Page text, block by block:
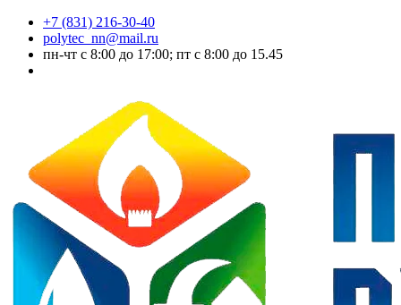
+7 (831) 216-30-40
polytec_nn@mail.ru
пн-чт с 8:00 до 17:00; пт с 8:00 до 15.45